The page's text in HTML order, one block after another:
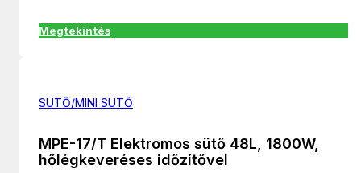
Megtekintés
SÜTŐ/MINI SÜTŐ
MPE-17/T Elektromos sütő 48L, 1800W,
hőlégkeveréses időzítővel